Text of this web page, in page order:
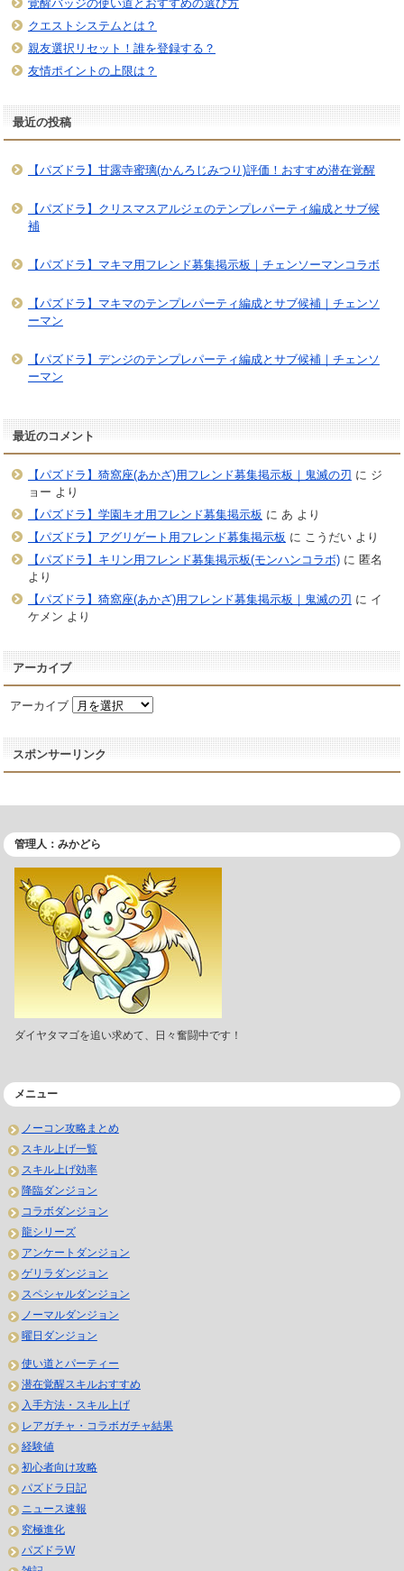
覚醒バッジの使い道とおすすめの選び方
クエストシステムとは？
親友選択リセット！誰を登録する？
友情ポイントの上限は？
最近の投稿
【パズドラ】甘露寺蜜璃(かんろじみつり)評価！おすすめ潜在覚醒
【パズドラ】クリスマスアルジェのテンプレパーティ編成とサブ候
補
【パズドラ】マキマ用フレンド募集掲示板｜チェンソーマンコラボ
【パズドラ】マキマのテンプレパーティ編成とサブ候補｜チェンソ
ーマン
【パズドラ】デンジのテンプレパーティ編成とサブ候補｜チェンソ
ーマン
最近のコメント
【パズドラ】猗窩座(あかざ)用フレンド募集掲示板｜鬼滅の刃 に ジ
ョー より
【パズドラ】学園キオ用フレンド募集掲示板 に あ より
【パズドラ】アグリゲート用フレンド募集掲示板 に こうだいより
【パズドラ】キリン用フレンド募集掲示板(モンハンコラボ)に 匿名
より
【パズドラ】猗窩座(あかざ)用フレンド募集掲示板｜鬼滅の刃 に イ
ケメン より
アーカイブ
アーカイブ
スポンサーリンク
管理人：みかどら
ダイヤタマゴを追い求めて、日々奮闘中です！
メニュー
ノーコン攻略まとめ
スキル上げ一覧
スキル上げ効率
降臨ダンジョン
コラボダンジョン
龍シリーズ
アンケートダンジョン
ゲリラダンジョン
スペシャルダンジョン
ノーマルダンジョン
曜日ダンジョン
使い道とパーティー
潜在覚醒スキルおすすめ
入手方法・スキル上げ
レアガチャ・コラボガチャ結果
経験値
初心者向け攻略
パズドラ日記
ニュース速報
究極進化
パズドラW